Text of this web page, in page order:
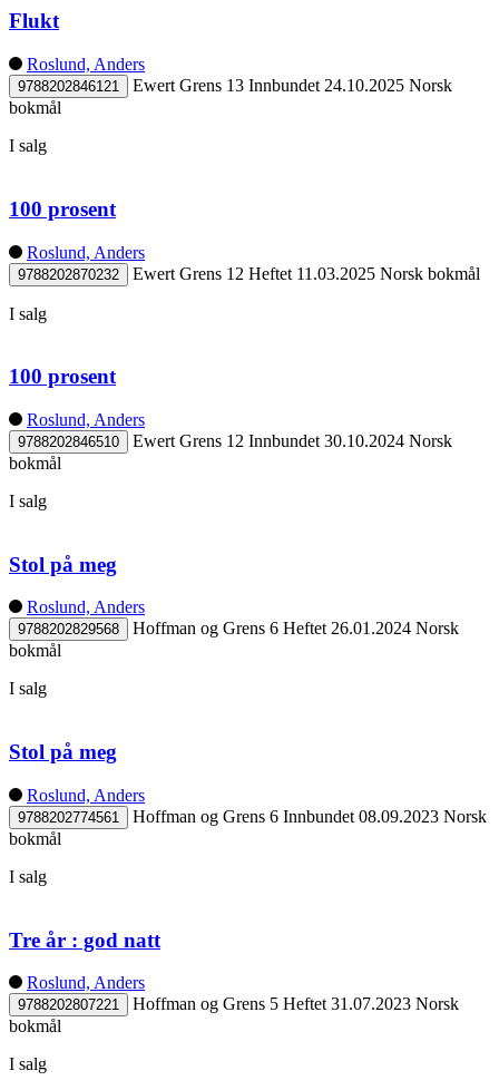
Flukt
Roslund, Anders
9788202846121 Ewert Grens 13 Innbundet 24.10.2025 Norsk
bokmål
I salg
100 prosent
Roslund, Anders
9788202870232 Ewert Grens 12 Heftet 11.03.2025 Norsk bokmål
I salg
100 prosent
Roslund, Anders
9788202846510 Ewert Grens 12 Innbundet 30.10.2024 Norsk
bokmål
I salg
Stol på meg
Roslund, Anders
9788202829568 Hoffman og Grens 6 Heftet 26.01.2024 Norsk
bokmål
I salg
Stol på meg
Roslund, Anders
9788202774561 Hoffman og Grens 6 Innbundet 08.09.2023 Norsk
bokmål
I salg
Tre år : god natt
Roslund, Anders
9788202807221 Hoffman og Grens 5 Heftet 31.07.2023 Norsk
bokmål
I salg